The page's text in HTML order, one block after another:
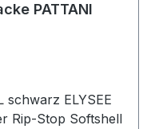
PATTANI
schwarz ELYSEE
Rip-Stop Softshell